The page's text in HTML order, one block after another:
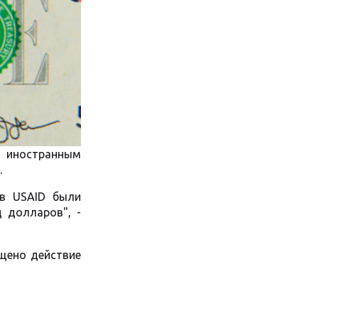
USAID были
долларов", -
действие